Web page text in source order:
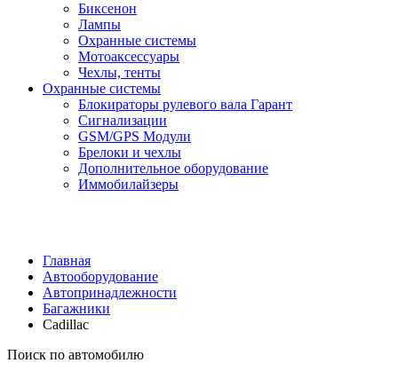
Биксенон
Лампы
Охранные системы
Мотоаксессуары
Чехлы, тенты
Охранные системы
Блокираторы рулевого вала Гарант
Сигнализации
GSM/GPS Модули
Брелоки и чехлы
Дополнительное оборудование
Иммобилайзеры
Главная
Автооборудование
Автопринадлежности
Багажники
Cadillac
Поиск по автомобилю